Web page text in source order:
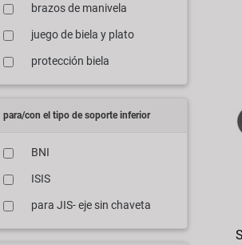
brazos de manivela
juego de biela y plato
protección biela
para/con el tipo de soporte inferior
BNI
ISIS
para JIS- eje sin chaveta